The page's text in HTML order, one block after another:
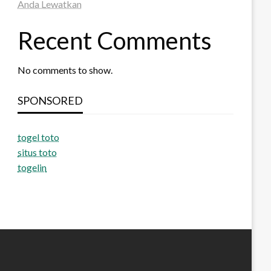
Anda Lewatkan
Recent Comments
No comments to show.
SPONSORED
togel toto
situs toto
togelin